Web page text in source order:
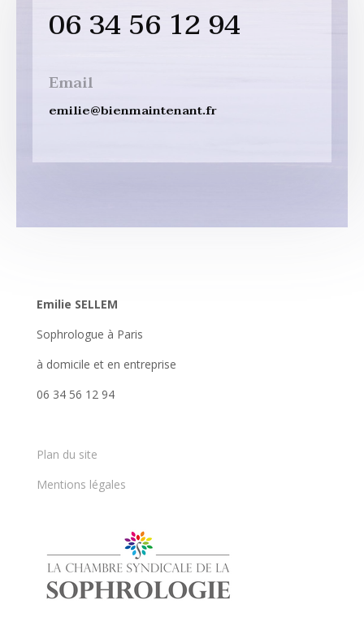
06 34 56 12 94
Email
emilie@bienmaintenant.fr
Emilie SELLEM
Sophrologue à Paris
à domicile et en entreprise
06 34 56 12 94
Plan du site
Mentions légales